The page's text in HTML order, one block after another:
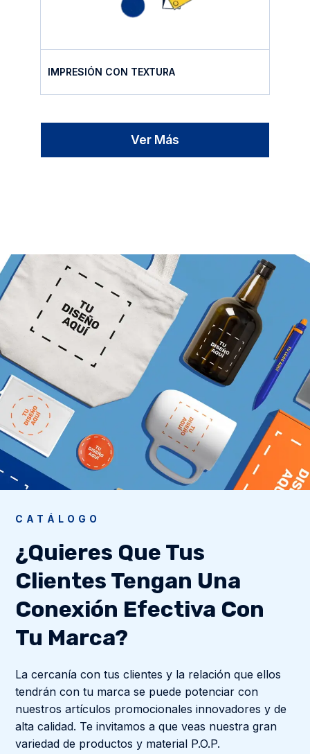
IMPRESIÓN CON TEXTURA
Ver Más
CATÁLOGO
¿Quieres Que Tus
Clientes Tengan Una
Conexión Efectiva Con
Tu Marca?
La cercanía con tus clientes y la relación que ellos
tendrán con tu marca se puede potenciar con
nuestros artículos promocionales innovadores y de
alta calidad. Te invitamos a que veas nuestra gran
variedad de productos y material P.O.P.